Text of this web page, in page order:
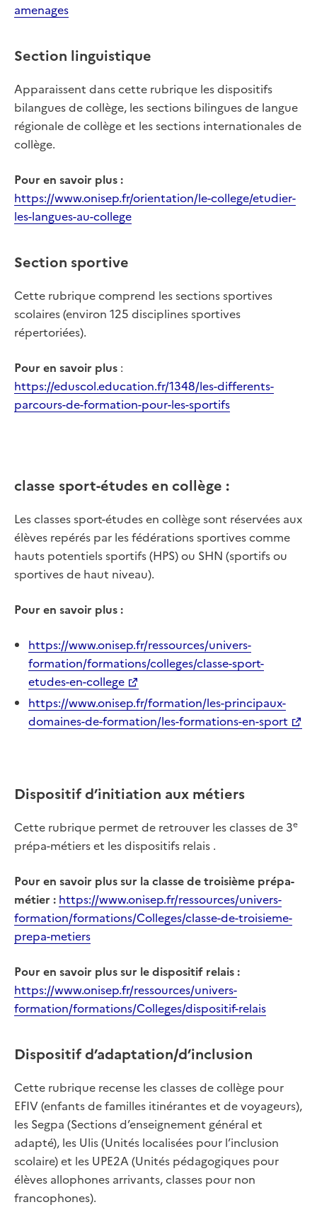
amenages
Section linguistique
Apparaissent dans cette rubrique les dispositifs
bilangues de collège, les sections bilingues de langue
régionale de collège et les sections internationales de
collège.
Pour en savoir plus :
https://www.onisep.fr/orientation/le-college/etudier-
les-langues-au-college
Section sportive
Cette rubrique comprend les sections sportives
scolaires (environ 125 disciplines sportives
répertoriées).
Pour en savoir plus :
https://eduscol.education.fr/1348/les-differents-
parcours-de-formation-pour-les-sportifs
classe sport-études en collège :
Les classes sport-études en collège sont réservées aux
élèves repérés par les fédérations sportives comme
hauts potentiels sportifs (HPS) ou SHN (sportifs ou
sportives de haut niveau).
Pour en savoir plus :
https://www.onisep.fr/ressources/univers-
formation/formations/colleges/classe-sport-
etudes-en-college
https://www.onisep.fr/formation/les-principaux-
domaines-de-formation/les-formations-en-sport
Dispositif d’initiation aux métiers
Cette rubrique permet de retrouver les classes de 3e
prépa-métiers et les dispositifs relais .
Pour en savoir plus sur la classe de troisième prépa-
métier : https://www.onisep.fr/ressources/univers-
formation/formations/Colleges/classe-de-troisieme-
prepa-metiers
Pour en savoir plus sur le dispositif relais :
https://www.onisep.fr/ressources/univers-
formation/formations/Colleges/dispositif-relais
Dispositif d’adaptation/d’inclusion
Cette rubrique recense les classes de collège pour
EFIV (enfants de familles itinérantes et de voyageurs),
les Segpa (Sections d’enseignement général et
adapté), les Ulis (Unités localisées pour l’inclusion
scolaire) et les UPE2A (Unités pédagogiques pour
élèves allophones arrivants, classes pour non
francophones).